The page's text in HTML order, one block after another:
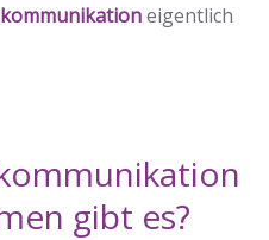
eigentlich
gibt es?